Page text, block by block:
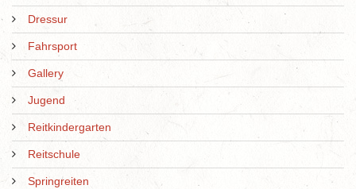
Dressur
Fahrsport
Gallery
Jugend
Reitkindergarten
Reitschule
Springreiten